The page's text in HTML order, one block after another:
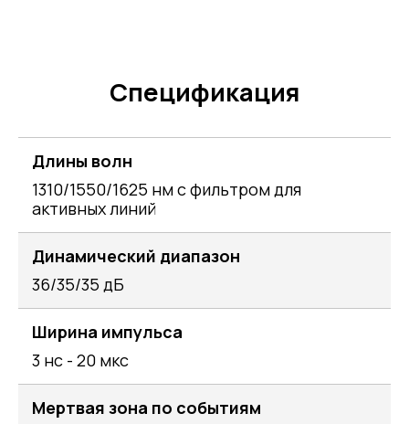
Спецификация
Длины волн
1310/1550/1625 нм с фильтром для
активных линий
Динамический диапазон
36/35/35 дБ
Ширина импульса
3 нс - 20 мкс
Мертвая зона по событиям